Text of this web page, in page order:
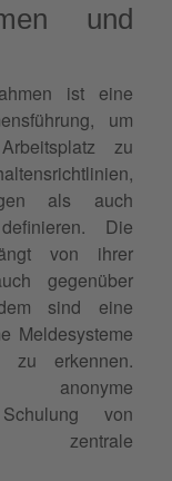
und
ist eine
um
zu
als auch
Die
von ihrer
gegenüber
sind eine
Meldesysteme
zu erkennen.
anonyme
von
zentrale